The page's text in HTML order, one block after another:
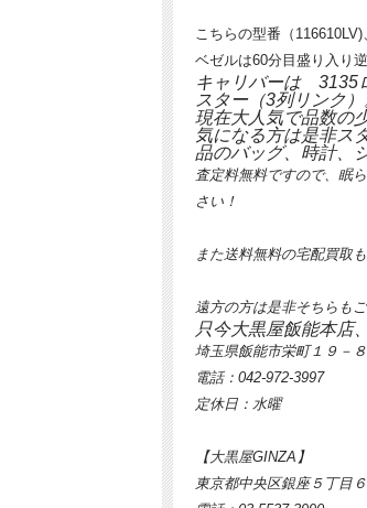
こちらの型番（116610LV)
ベゼルは60分目盛り入り
キャリバーは 3135
スター（3列リンク）
現在大人気で品数の
気になる方は是非ス
品のバッグ、時計、
査定料無料ですので、眠
さい！
また送料無料の宅配買取
遠方の方は是非そちらも
只今大黒屋飯能本店
埼玉県飯能市栄町１９－８
電話：042-972-3997
定休日：水曜
【大黒屋GINZA】
東京都中央区銀座５丁目